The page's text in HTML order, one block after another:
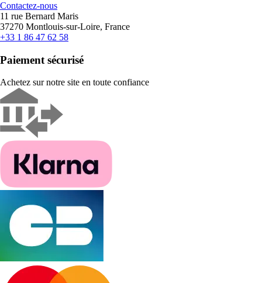
Contactez-nous
11 rue Bernard Maris
37270 Montlouis-sur-Loire, France
+33 1 86 47 62 58
Paiement sécurisé
Achetez sur notre site en toute confiance